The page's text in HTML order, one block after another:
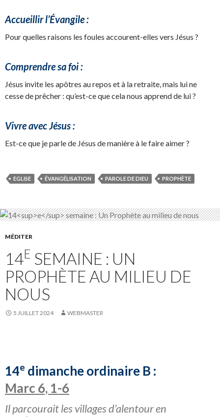
Accueillir l’Évangile :
Pour quelles raisons les foules accourent-elles vers Jésus ?
Comprendre sa foi :
Jésus invite les apôtres au repos et à la retraite, mais lui ne
cesse de prêcher : qu’est-ce que cela nous apprend de lui ?
Vivre avec Jésus :
Est-ce que je parle de Jésus de manière à le faire aimer ?
EGLISE ÉVANGÉLISATION PAROLE DE DIEU PROPHÈTE
MÉDITER
14E SEMAINE : UN
PROPHÈTE AU MILIEU DE
NOUS
5 JUILLET 2024 WEBMASTER
14e dimanche ordinaire B :
Marc 6, 1-6
Il parcourait les villages d’alentour en